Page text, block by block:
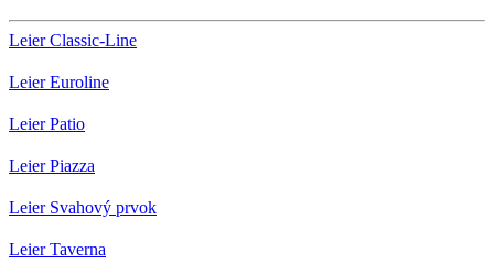
Leier Classic-Line
Leier Euroline
Leier Patio
Leier Piazza
Leier Svahový prvok
Leier Taverna